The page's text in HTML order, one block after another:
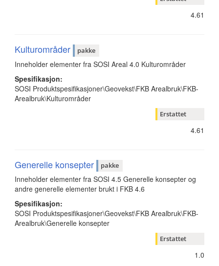
4.61
Kulturområder pakke
Inneholder elementer fra SOSI Areal 4.0 Kulturområder
Spesifikasjon:
SOSI Produktspesifikasjoner\Geovekst\FKB Arealbruk\FKB-
Arealbruk\Kulturområder
Erstattet
4.61
Generelle konsepter pakke
Inneholder elementer fra SOSI 4.5 Generelle konsepter og
andre generelle elementer brukt i FKB 4.6
Spesifikasjon:
SOSI Produktspesifikasjoner\Geovekst\FKB Arealbruk\FKB-
Arealbruk\Generelle konsepter
Erstattet
1.0